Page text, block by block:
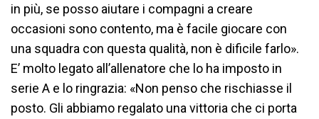
in più, se posso aiutare i compagni a creare
occasioni sono contento, ma è facile giocare con
una squadra con questa qualità, non è dificile farlo».
E’ molto legato all’allenatore che lo ha imposto in
serie A e lo ringrazia: «Non penso che rischiasse il
posto. Gli abbiamo regalato una vittoria che ci porta